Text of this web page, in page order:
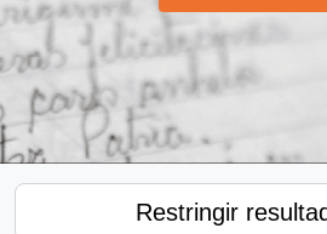
Restringir